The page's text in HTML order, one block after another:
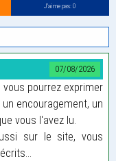
J’aime pas: 0
07/08/2026
pourrez exprimer
encouragement, un
vous l'avez lu.
sur le site, vous